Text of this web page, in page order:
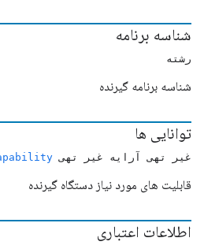
شناسه برنامه
رشته
شناسه برنامه گیرنده
توانایی ها
غیر تهی آرایه غیر تهی
قابلیت های مورد نیاز دستگاه گیرنده
اطلاعات اعتباری